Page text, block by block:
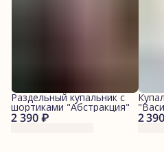
2 390 ₽
Раздельный купальник с
шортиками "Абстракция"
2